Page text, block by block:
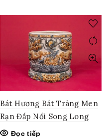
Bát Hương Bát Tràng Men
Rạn Đắp Nổi Song Long
Đọc tiếp